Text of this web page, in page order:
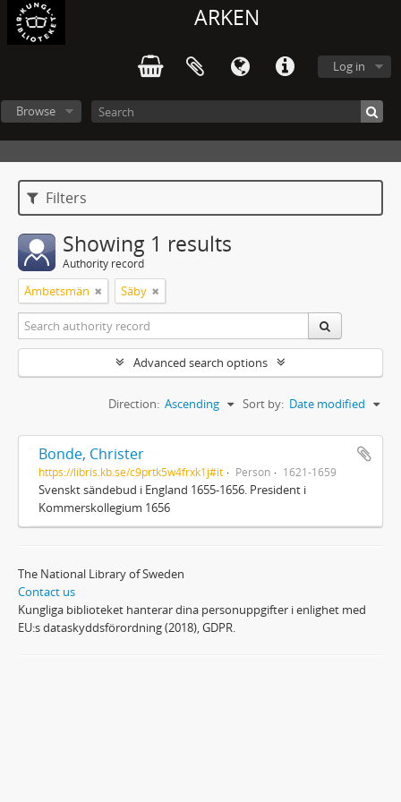
ARKEN
Log in
Browse
Filters
Showing 1 results
Authority record
Ämbetsmän Säby
Advanced search options
Sort by: Date modified
Direction: Ascending
Bonde, Christer
https://libris.kb.se/c9prtk5w4frxk1j#it Person 1621-1659
Svenskt sändebud i England 1655-1656. President i
Kommerskollegium 1656
The National Library of Sweden
Contact us
Kungliga biblioteket hanterar dina personuppgifter i enlighet med
EU:s dataskyddsförordning (2018), GDPR.